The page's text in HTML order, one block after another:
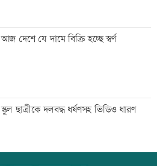
বগি লাইনচ্যুত, ঢাকা-ময়মনসিংহ রেল চলাচল
বন্ধ
যৌথ প্রতিরক্ষা চুক্তি স্বাক্ষরের পথে সৌদি-
তুরস্ক-পাকিস্তান
আজ দেশে যে দামে বিক্রি হচ্ছে স্বর্ণ
স্কুল ছাত্রীকে দলবদ্ধ ধর্ষণসহ ভিডিও ধারণ